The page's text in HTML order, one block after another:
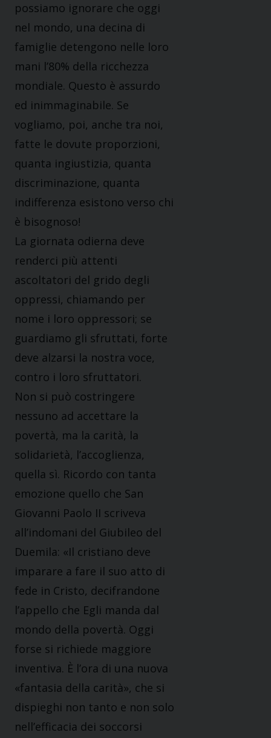
possiamo ignorare che oggi
nel mondo, una decina di
famiglie detengono nelle loro
mani l’80% della ricchezza
mondiale. Questo è assurdo
ed inimmaginabile. Se
vogliamo, poi, anche tra noi,
fatte le dovute proporzioni,
quanta ingiustizia, quanta
discriminazione, quanta
indifferenza esistono verso chi
è bisognoso!
La giornata odierna deve
renderci più attenti
ascoltatori del grido degli
oppressi, chiamando per
nome i loro oppressori; se
guardiamo gli sfruttati, forte
deve alzarsi la nostra voce,
contro i loro sfruttatori.
Non si può costringere
nessuno ad accettare la
povertà, ma la carità, la
solidarietà, l’accoglienza,
quella sì. Ricordo con tanta
emozione quello che San
Giovanni Paolo II scriveva
all’indomani del Giubileo del
Duemila: «Il cristiano deve
imparare a fare il suo atto di
fede in Cristo, decifrandone
l’appello che Egli manda dal
mondo della povertà. Oggi
forse si richiede maggiore
inventiva. È l’ora di una nuova
«fantasia della carità», che si
dispieghi non tanto e non solo
nell’efficacia dei soccorsi